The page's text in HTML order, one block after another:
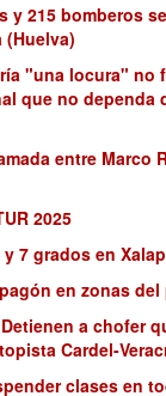
y 215 bomberos
(Huelva)
"una locura" no
que no dependa
entre Marco
2025
7 grados en
en zonas del
a chofer
Cardel-
clases en